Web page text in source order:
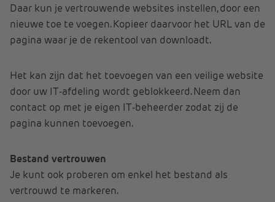
Daar kun je vertrouwende websites instellen, door een
nieuwe toe te voegen. Kopieer daarvoor het URL van de
pagina waar je de rekentool van downloadt.
Het kan zijn dat het toevoegen van een veilige website
door uw IT-afdeling wordt geblokkeerd. Neem dan
contact op met je eigen IT-beheerder zodat zij de
pagina kunnen toevoegen.
Bestand vertrouwen
Je kunt ook proberen om enkel het bestand als
vertrouwd te markeren.